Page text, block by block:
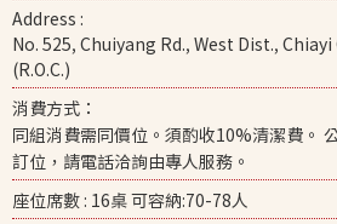
Address :
No. 525, Chuiyang Rd., West Dist.,
(R.O.C.)
消費方式：
同組消費需同價位。須酌收10%清潔費。
訂位，請電話洽詢由專人服務。
座位席數 : 16桌 可容納:70-78人